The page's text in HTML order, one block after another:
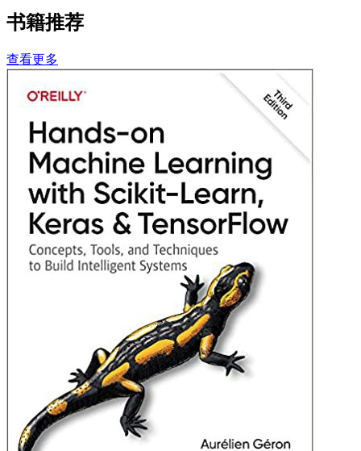
书籍推荐
查看更多